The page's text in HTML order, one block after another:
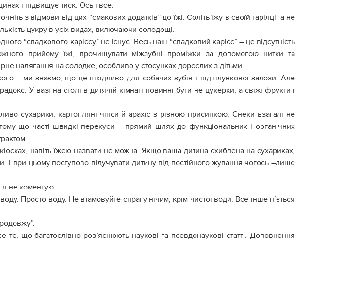
і підвищує тиск. Ось і все.
з відмови від цих “смакових додатків” до їжі. Соліть їжу в своїй тарілці, а не
цукру в усіх видах, включаючи солодощі.
“спадкового карієсу” не існує. Весь наш “спадковий карієс” – це відсутність
прийому їжі, прочищувати міжзубні проміжки за допомогою нитки та
налягання на солодке, особливо у стосунках дорослих з дітьми.
– ми знаємо, що це шкідливо для собачих зубів і підшлункової залози. Але
У вазі на столі в дитячій кімнаті повинні бути не цукерки, а свіжі фрукти і
сухарики, картопляні чіпси й арахіс з різною присипкою. Снеки взагалі не
тому що часті швидкі перекуси – прямий шлях до функціональних і органічних
навіть їжею назвати не можна. Якщо ваша дитина схиблена на сухариках,
І при цьому поступово відучувати дитину від постійного жування чогось –лише
я не коментую.
Просто воду. Не втамовуйте спрагу нічим, крім чистої води. Все інше п’ється
те, що багатослівно роз’яснюють наукові та псевдонаукові статті. Доповнення